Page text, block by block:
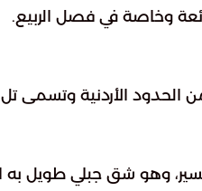
وخاصة في فصل الربيع.
الأردنية وتسمى تل
وهو شق جبلي طويل به